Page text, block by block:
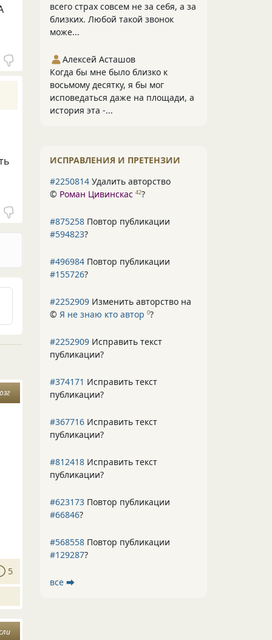
5
всего страх совсем не за себя, а за
близких. Любой такой звонок
може...
Алексей Асташов
Когда бы мне было близко к
восьмому десятку, я бы мог
исповедаться даже на площади, а
история эта -...
ИСПРАВЛЕНИЯ И ПРЕТЕНЗИИ
#2250814 Удалить авторство
© Роман Цивинскас 42?
#875258 Повтор публикации
#594823?
#496984 Повтор публикации
#155726?
#2252909 Изменить авторство на
© Я не знаю кто автор 0?
#2252909 Исправить текст
публикации?
#374171 Исправить текст
публикации?
#367716 Исправить текст
публикации?
#812418 Исправить текст
публикации?
#623173 Повтор публикации
#66846?
#568558 Повтор публикации
#129287?
все ⮕